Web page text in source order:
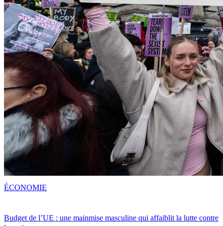
Budget de l’UE : une mainmise masculine qui affaiblit la lutte contre
ÉCONOMIE